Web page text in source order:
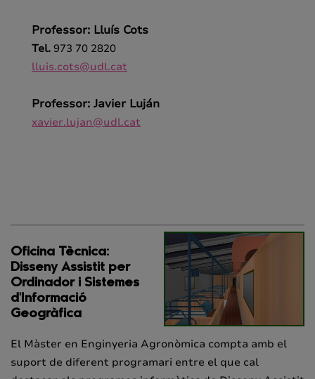
Professor: Lluís Cots
Tel. 973 70 2820
lluis.cots@udl.cat
Professor: Javier Luján
xavier.lujan@udl.cat
Oficina Tècnica:
Disseny Assistit per
Ordinador i Sistemes
d'Informació
Geogràfica
El Màster en Enginyeria Agronòmica compta amb el
suport de diferent programari entre el que cal